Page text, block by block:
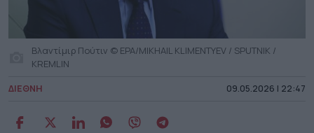
Βλαντίμιρ Πούτιν © EPA/MIKHAIL KLIMENTYEV / SPUTNIK /
KREMLIN
ΔΙΕΘΝΗ 09.05.2026 | 22:47